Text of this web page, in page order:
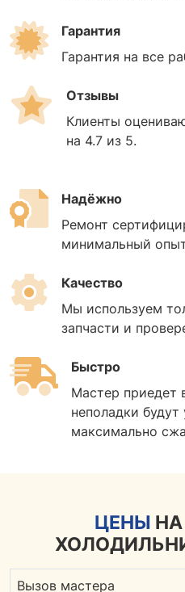
Гарантия
Гарантия на все
Отзывы
Клиенты
на 4.7 из 5.
Надёжно
Ремонт
минимальный
Качество
Мы используем
запчасти и
Быстро
Мастер приедет
неполадки
максимально
ЦЕНЫ
Вызов мастера